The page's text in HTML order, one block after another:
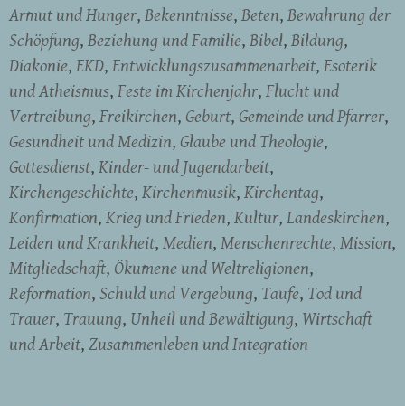
Armut und Hunger Bekenntnisse Beten Bewahrung der
Schöpfung Beziehung und Familie Bibel Bildung
Diakonie EKD Entwicklungszusammenarbeit Esoterik
und Atheismus Feste im Kirchenjahr Flucht und
Vertreibung Freikirchen Geburt Gemeinde und Pfarrer
Gesundheit und Medizin Glaube und Theologie
Gottesdienst Kinder- und Jugendarbeit
Kirchengeschichte Kirchenmusik Kirchentag
Konfirmation Krieg und Frieden Kultur Landeskirchen
Leiden und Krankheit Medien Menschenrechte Mission
Mitgliedschaft Ökumene und Weltreligionen
Reformation Schuld und Vergebung Taufe Tod und
Trauer Trauung Unheil und Bewältigung Wirtschaft
und Arbeit Zusammenleben und Integration